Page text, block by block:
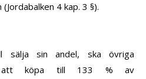
4 kap. 3 §).
sälja sin andel, ska övriga
att köpa till 133 % av